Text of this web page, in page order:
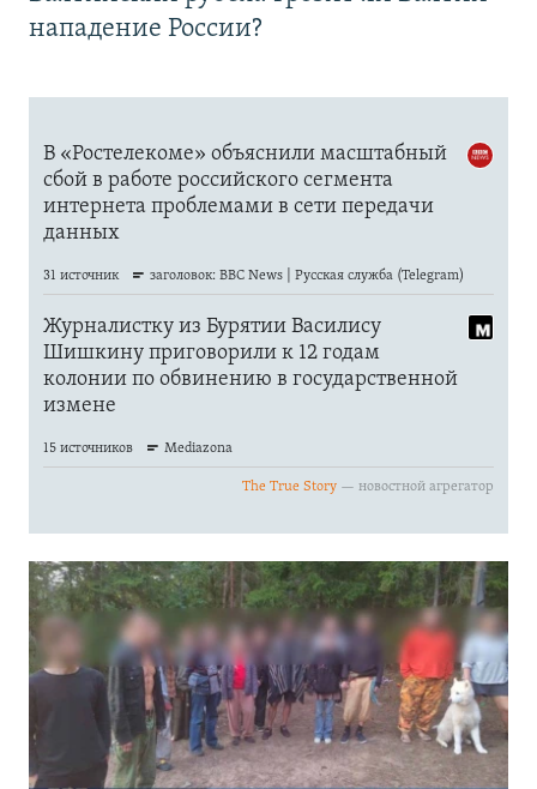
нападение России?